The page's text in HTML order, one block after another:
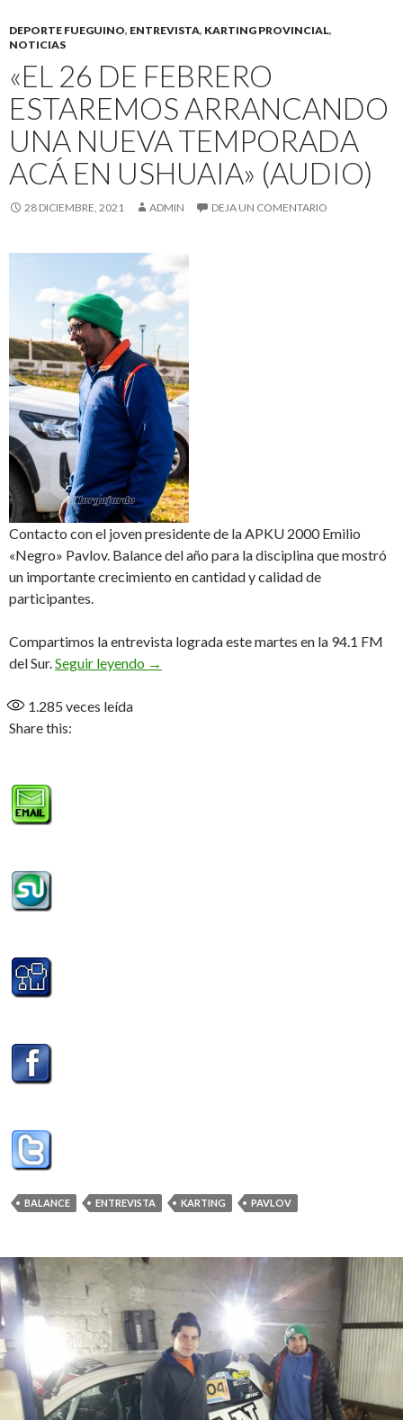
DEPORTE FUEGUINO, ENTREVISTA, KARTING PROVINCIAL,
NOTICIAS
«EL 26 DE FEBRERO
ESTAREMOS ARRANCANDO
UNA NUEVA TEMPORADA
ACÁ EN USHUAIA» (AUDIO)
28 DICIEMBRE, 2021 ADMIN DEJA UN COMENTARIO
Contacto con el joven presidente de la APKU 2000 Emilio
«Negro» Pavlov. Balance del año para la disciplina que mostró
un importante crecimiento en cantidad y calidad de
participantes.
Compartimos la entrevista lograda este martes en la 94.1 FM
del Sur.Seguir leyendo «El 26 de febrero estaremos arrancando
→
1.285 veces leída
Share this:
BALANCE ENTREVISTA KARTING PAVLOV